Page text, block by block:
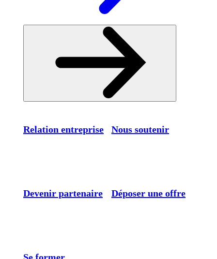
Relation entreprise Nous soutenir
Devenir partenaire Déposer une offre